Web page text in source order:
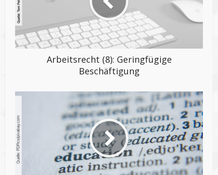
Arbeitsrecht (8): Geringfügige
Beschäftigung